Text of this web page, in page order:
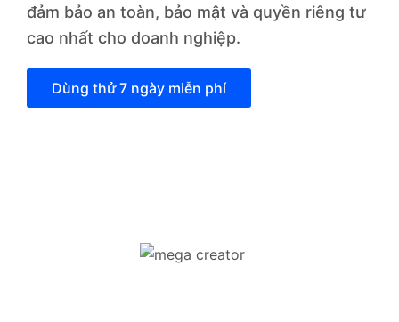
đảm bảo an toàn, bảo mật và quyền riêng tư
cao nhất cho doanh nghiệp.
Dùng thử 7 ngày miễn phí